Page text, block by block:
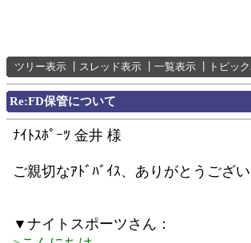
ツリー表示 スレッド表示 一覧表示 トピッ
Re:FD保管について
ﾅｲﾄｽﾎﾟｰﾂ 金井 様
ご親切なｱﾄﾞﾊﾞｲｽ、ありがとうござい
▼ナイトスポーツさん：